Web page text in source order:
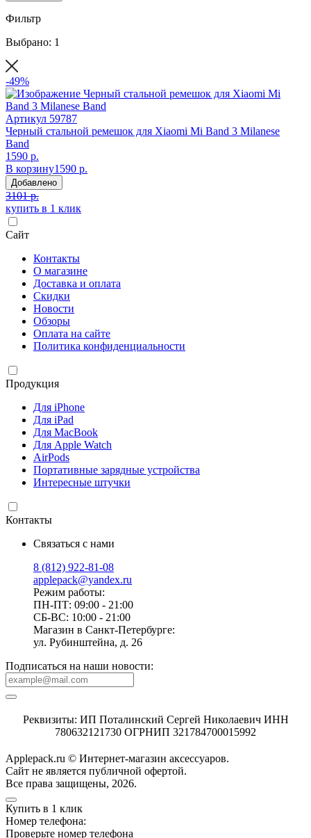
Фильтр
Выбрано: 1
-49%
Артикул 59787
Черный стальной ремешок для Xiaomi Mi Band 3 Milanese
Band
1590 р.
В корзину1590 р.
Добавлено
3101 р.
купить в 1 клик
Сайт
Контакты
О магазине
Доставка и оплата
Скидки
Новости
Обзоры
Оплата на сайте
Политика конфиденциальности
Продукция
Для iPhone
Для iPad
Для MacBook
Для Apple Watch
AirPods
Портативные зарядные устройства
Интересные штучки
Контакты
Связаться с нами
8 (812) 922-81-08
applepack@yandex.ru
Режим работы:
ПН-ПТ: 09:00 - 21:00
СБ-ВС: 10:00 - 21:00
Магазин в Санкт-Петербурге:
ул. Рубинштейна, д. 26
Подписаться на наши новости:
Реквизиты: ИП Поталинский Сергей Николаевич ИНН
780632121730 ОГРНИП 321784700015992
Applepack.ru © Интернет-магазин аксессуаров.
Cайт не является публичной офертой.
Все права защищены, 2026.
Купить в 1 клик
Номер телефона:
Проверьте номер телефона